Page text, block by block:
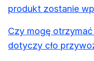
produkt zostanie
Czy mogę
dotyczy cło